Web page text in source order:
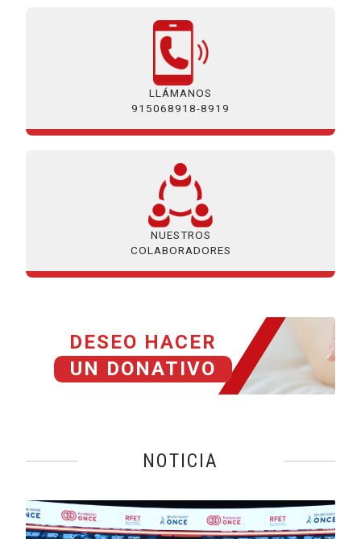
LLÁMANOS
915068918-8919
NUESTROS
COLABORADORES
DESEO HACER
UN DONATIVO
NOTICIA